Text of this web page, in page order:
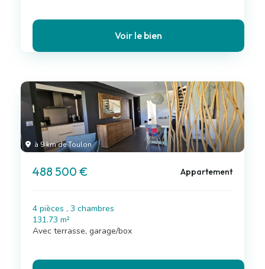
Voir le bien
à 9 km de Toulon
488 500 € Appartement
4 pièces , 3 chambres
131.73 m²
Avec terrasse, garage/box